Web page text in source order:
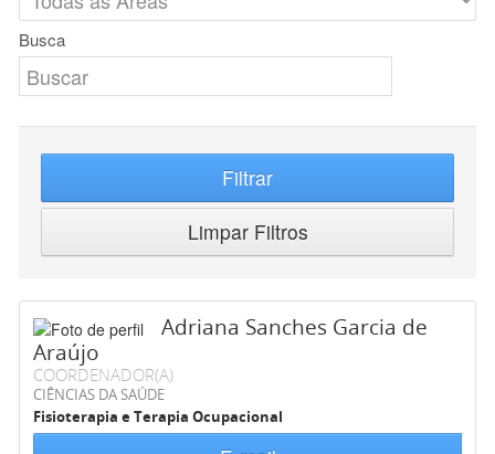
Busca
Filtrar
Limpar Filtros
Adriana Sanches Garcia de
Araújo
COORDENADOR(A)
CIÊNCIAS DA SAÚDE
Fisioterapia e Terapia Ocupacional